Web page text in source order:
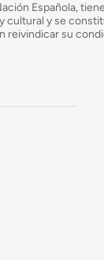
Española,
cultural y se
reivindicar su